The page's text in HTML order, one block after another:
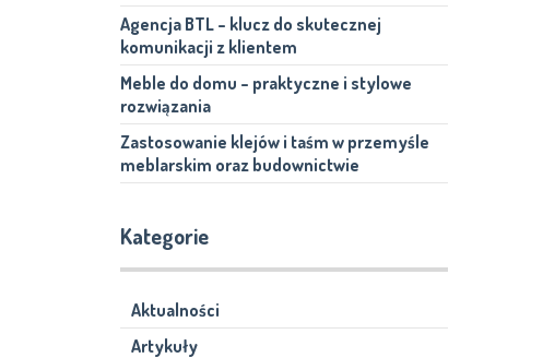
Agencja BTL – klucz do skutecznej
komunikacji z klientem
Meble do domu – praktyczne i stylowe
rozwiązania
Zastosowanie klejów i taśm w przemyśle
meblarskim oraz budownictwie
Kategorie
Aktualności
Artykuły